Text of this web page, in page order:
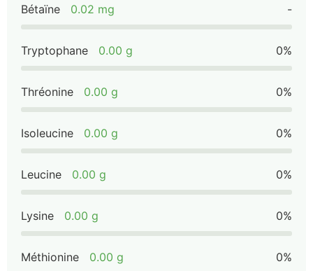
Bétaïne 0.02 mg -
Tryptophane 0.00 g 0%
Thréonine 0.00 g 0%
Isoleucine 0.00 g 0%
Leucine 0.00 g 0%
Lysine 0.00 g 0%
Méthionine 0.00 g 0%